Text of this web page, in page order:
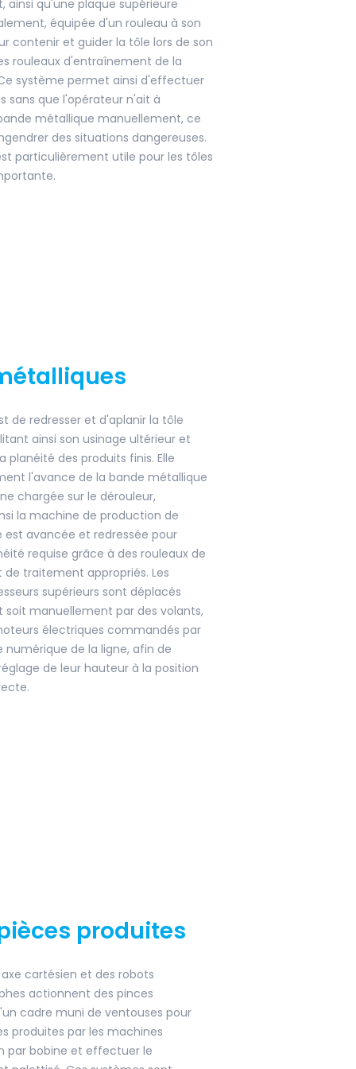
ainsi qu'une plaque supérieure
équipée d'un rouleau à son
contenir et guider la tôle lors de son
rouleaux d'entraînement de la
système permet ainsi d'effectuer
sans que l'opérateur n'ait à
métallique manuellement, ce
des situations dangereuses.
particulièrement utile pour les tôles
de redresser et d'aplanir la tôle
ainsi son usinage ultérieur et
planéité des produits finis. Elle
l'avance de la bande métallique
chargée sur le dérouleur,
la machine de production de
est avancée et redressée pour
requise grâce à des rouleaux de
de traitement appropriés. Les
supérieurs sont déplacés
manuellement par des volants,
électriques commandés par
de la ligne, afin de
de leur hauteur à la position
produites
cartésien et des robots
actionnent des pinces
cadre muni de ventouses pour
produites par les machines
par bobine et effectuer le